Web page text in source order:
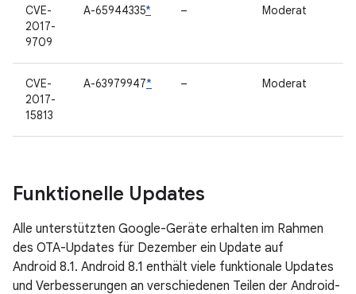
CVE-
2017-
9709
A-65944335* – Moderat
CVE-
2017-
15813
A-63979947* – Moderat
Funktionelle Updates
Alle unterstützten Google-Geräte erhalten im Rahmen
des OTA-Updates für Dezember ein Update auf
Android 8.1. Android 8.1 enthält viele funktionale Updates
und Verbesserungen an verschiedenen Teilen der Android-